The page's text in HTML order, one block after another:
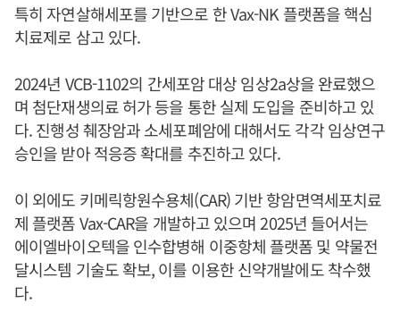
특히 자연살해세포를 기반으로 한 Vax-NK 플랫폼을 핵심
치료제로 삼고 있다.
2024년 VCB-1102의 간세포암 대상 임상2a상을 완료했으
며 첨단재생의료 허가 등을 통한 실제 도입을 준비하고 있
다. 진행성 췌장암과 소세포폐암에 대해서도 각각 임상연구
승인을 받아 적응증 확대를 추진하고 있다.
이 외에도 키메릭항원수용체(CAR) 기반 항암면역세포치료
제 플랫폼 Vax-CAR을 개발하고 있으며 2025년 들어서는
에이엘바이오텍을 인수합병해 이중항체 플랫폼 및 약물전
달시스템 기술도 확보, 이를 이용한 신약개발에도 착수했
다.